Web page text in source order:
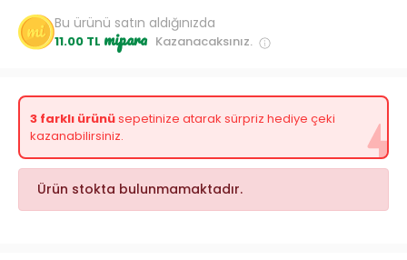
Bu ürünü satın aldığınızda
11.00 TL mipara Kazanacaksınız.
3 farklı ürünüsepetinize atarak sürpriz hediye çeki
kazanabilirsiniz.
Ürün stokta bulunmamaktadır.